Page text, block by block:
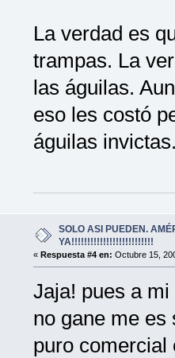
La verdad es
trampas. La
las águilas.
eso les costó
águilas
SOLO ASI PUEDEN.
YA!!!!!!!!!!!!!!!!!!!!!!!!!!
« Respuesta #4 en: Octubre 15,
Jaja! pues a
no gane me es
puro comercial